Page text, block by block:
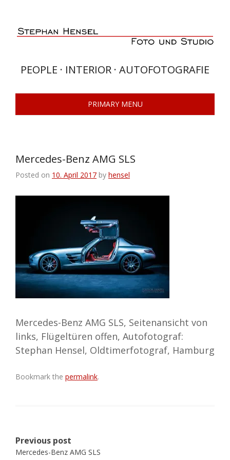
content
PEOPLE · INTERIOR · AUTOFOTOGRAFIE
PRIMARY MENU
Mercedes-Benz AMG SLS
Posted on 10. April 2017 by hensel
Mercedes-Benz AMG SLS, Seitenansicht von
links, Flügeltüren offen, Autofotograf:
Stephan Hensel, Oldtimerfotograf, Hamburg
Bookmark the permalink.
Post
navigation
Previous post
Mercedes-Benz AMG SLS